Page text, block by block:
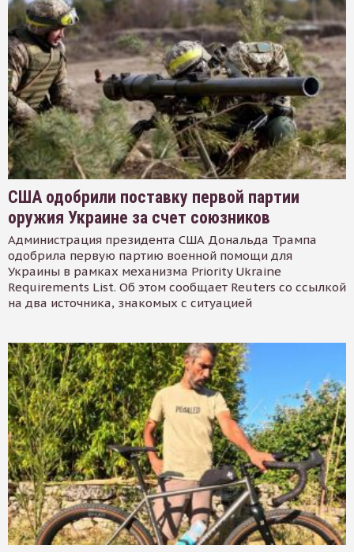
США одобрили поставку первой партии
оружия Украине за счет союзников
Администрация президента США Дональда Трампа
одобрила первую партию военной помощи для
Украины в рамках механизма Priority Ukraine
Requirements List. Об этом сообщает Reuters со ссылкой
на два источника, знакомых с ситуацией